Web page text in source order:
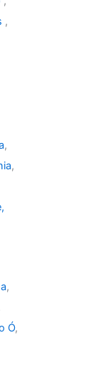
,
,
,
,
Ó,